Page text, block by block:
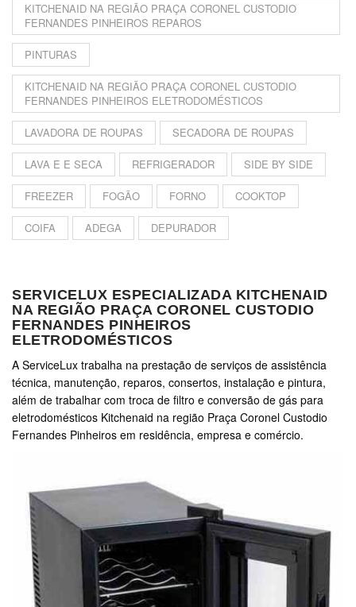
KITCHENAID NA REGIÃO PRAÇA CORONEL CUSTODIO
FERNANDES PINHEIROS REPAROS
PINTURAS
KITCHENAID NA REGIÃO PRAÇA CORONEL CUSTODIO
FERNANDES PINHEIROS ELETRODOMÉSTICOS
LAVADORA DE ROUPAS SECADORA DE ROUPAS
LAVA E E SECA REFRIGERADOR SIDE BY SIDE
FREEZER FOGÃO FORNO COOKTOP
COIFA ADEGA DEPURADOR
SERVICELUX ESPECIALIZADA KITCHENAID
NA REGIÃO PRAÇA CORONEL CUSTODIO
FERNANDES PINHEIROS
ELETRODOMÉSTICOS
A ServiceLux trabalha na prestação de serviços de assistência
técnica, manutenção, reparos, consertos, instalação e pintura,
além de trabalhar com troca de filtro e conversão de gás para
eletrodomésticos Kitchenaid na região Praça Coronel Custodio
Fernandes Pinheiros em residência, empresa e comércio.